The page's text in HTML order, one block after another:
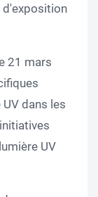
d'exposition
21 mars
dans les
UV